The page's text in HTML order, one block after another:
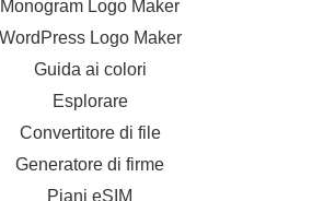
Monogram Logo Maker
WordPress Logo Maker
Guida ai colori
Esplorare
Convertitore di file
Generatore di firme
Piani eSIM